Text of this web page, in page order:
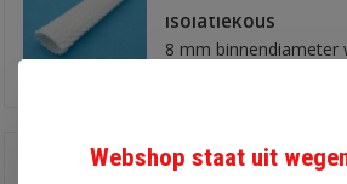
isolatiekous
8 mm binnendiameter
VPG-080
Webshop staat uit